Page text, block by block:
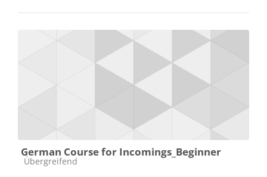
German Course for Incomings_Beginner
Kursbereich
Übergreifend